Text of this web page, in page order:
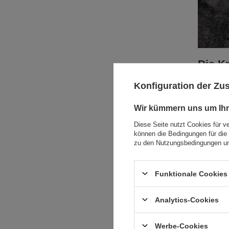
Die
Kakao -
aus
lautet.
der
wohl
Konfiguration der
Wir kümmern uns um
Diese Seite nutzt Cookies für
können die Bedingungen für
zu den Nutzungsbedingungen
Funktionale
Analytics-Cookies
Werbe-Cookies